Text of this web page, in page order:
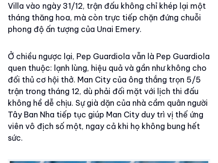
Villa vào ngày 31/12, trận đấu không chỉ khép lại một
tháng thăng hoa, mà còn trực tiếp chặn đứng chuỗi
phong độ ấn tượng của Unai Emery.
Ở chiều ngược lại, Pep Guardiola vẫn là Pep Guardiola
quen thuộc: lạnh lùng, hiệu quả và gần như không cho
đối thủ cơ hội thở. Man City của ông thắng trọn 5/5
trận trong tháng 12, dù phải đối mặt với lịch thi đấu
không hề dễ chịu. Sự già dặn của nhà cầm quân người
Tây Ban Nha tiếp tục giúp Man City duy trì vị thế ứng
viên vô địch số một, ngay cả khi họ không bung hết
sức.